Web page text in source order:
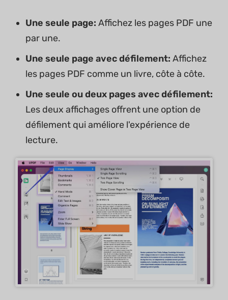
Une seule page: Affichez les pages PDF une
par une.
Une seule page avec défilement: Affichez
les pages PDF comme un livre, côte à côte.
Une seule oudeux pages avec défilement:
Les deux affichages offrent une option de
défilement qui améliore l'expérience de
lecture.